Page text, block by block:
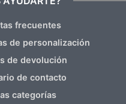
frecuentes
de personalización
de devolución
de contacto
categorías